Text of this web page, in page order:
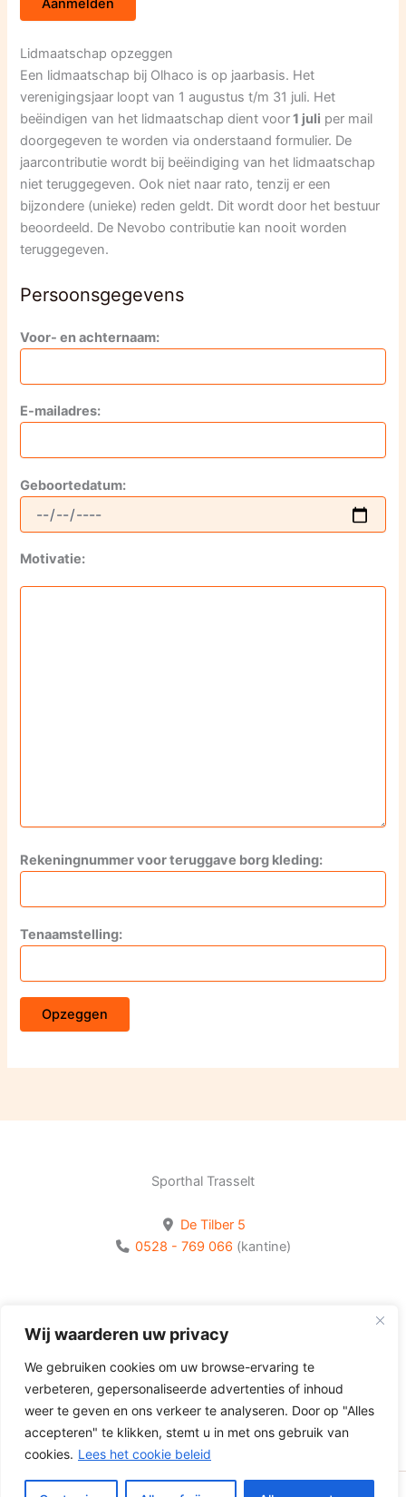
Wij waarderen uw privacy
We gebruiken cookies om uw browse-ervaring te
verbeteren, gepersonaliseerde advertenties of inhoud
weer te geven en ons verkeer te analyseren. Door op "Alles
accepteren" te klikken, stemt u in met ons gebruik van
cookies. Lees het cookie beleid
Lidmaatschap opzeggen
Een lidmaatschap bij Olhaco is op jaarbasis. Het
verenigingsjaar loopt van 1 augustus t/m 31 juli. Het
beëindigen van het lidmaatschap dient voor1 juli per mail
doorgegeven te worden via onderstaand formulier. De
jaarcontributie wordt bij beëindiging van het lidmaatschap
niet teruggegeven. Ook niet naar rato, tenzij er een
bijzondere (unieke) reden geldt. Dit wordt door het bestuur
beoordeeld. De Nevobo contributie kan nooit worden
teruggegeven.
Persoonsgegevens
Voor- en achternaam:
E-mailadres:
Geboortedatum:
Motivatie:
Rekeningnummer voor teruggave borg kleding:
Tenaamstelling:
Sporthal Trasselt
De Tilber 5
0528 - 769 066 (kantine)
Volg Olhaco op Facebook
Volg Olhaco op Instagram
Volg Olhaco op Youtube